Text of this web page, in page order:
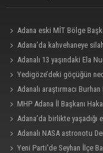
Adana eski MİT Bölge
Adana’da kahvehaneye
Adanalı 13 yaşındaki Ela
Yedigöze’deki göçüğün
Adanalı araştırmacı
MHP Adana İl Başkanı
değildir”
Adana’da birlikte
Adanalı NASA astronotu
Yeni Parti'de Seyhan İlçe